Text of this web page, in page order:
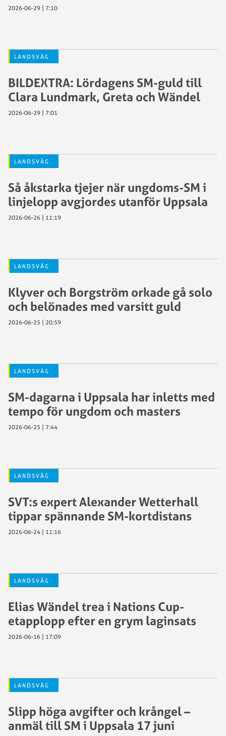
2026-06-29 | 7:10
LANDSVÄG
BILDEXTRA: Lördagens SM-guld till
Clara Lundmark, Greta och Wändel
2026-06-29 | 7:01
LANDSVÄG
Så åkstarka tjejer när ungdoms-SM i
linjelopp avgjordes utanför Uppsala
2026-06-26 | 11:19
LANDSVÄG
Klyver och Borgström orkade gå solo
och belönades med varsitt guld
2026-06-25 | 20:59
LANDSVÄG
SM-dagarna i Uppsala har inletts med
tempo för ungdom och masters
2026-06-25 | 7:44
LANDSVÄG
SVT:s expert Alexander Wetterhall
tippar spännande SM-kortdistans
2026-06-24 | 11:16
LANDSVÄG
Elias Wändel trea i Nations Cup-
etapplopp efter en grym laginsats
2026-06-16 | 17:09
LANDSVÄG
Slipp höga avgifter och krångel –
anmäl till SM i Uppsala 17 juni